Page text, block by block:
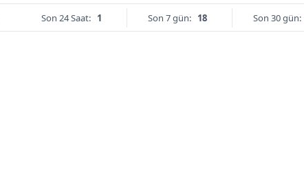
Son 24 Saat: 1 Son 7 gün: 18 Son 30 gün: